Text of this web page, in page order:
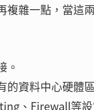
複雜一點，當這
。
的資料中心硬體
、Firewall等